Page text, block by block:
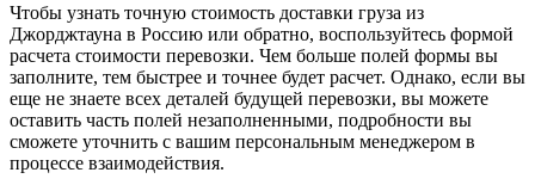
Чтобы узнать точную стоимость доставки груза из
Джорджтауна в Россию или обратно, воспользуйтесь формой
расчета стоимости перевозки. Чем больше полей формы вы
заполните, тем быстрее и точнее будет расчет. Однако, если вы
еще не знаете всех деталей будущей перевозки, вы можете
оставить часть полей незаполненными, подробности вы
сможете уточнить с вашим персональным менеджером в
процессе взаимодействия.